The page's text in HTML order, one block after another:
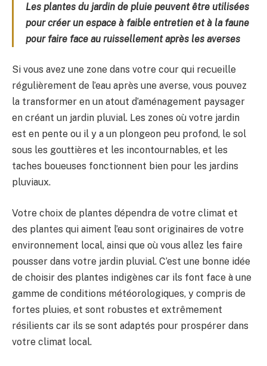
Les plantes du jardin de pluie peuvent être utilisées
pour créer un espace à faible entretien et à la faune
pour faire face au ruissellement après les averses
Si vous avez une zone dans votre cour qui recueille
régulièrement de l’eau après une averse, vous pouvez
la transformer en un atout d’aménagement paysager
en créant un jardin pluvial. Les zones où votre jardin
est en pente ou il y a un plongeon peu profond, le sol
sous les gouttières et les incontournables, et les
taches boueuses fonctionnent bien pour les jardins
pluviaux.
Votre choix de plantes dépendra de votre climat et
des plantes qui aiment l’eau sont originaires de votre
environnement local, ainsi que où vous allez les faire
pousser dans votre jardin pluvial. C’est une bonne idée
de choisir des plantes indigènes car ils font face à une
gamme de conditions météorologiques, y compris de
fortes pluies, et sont robustes et extrêmement
résilients car ils se sont adaptés pour prospérer dans
votre climat local.